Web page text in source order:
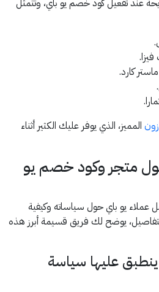
عند تفعيل كود خصم يو باي، وتتمثل
كارد.
المميز، الذي يوفر عليك الكثير أثناء
متجر وكود خصم يو
عملاء يو باي حول سياساته وكيفية
يوضح لك فريق قسيمة أبرز هذه
عليها سياسة